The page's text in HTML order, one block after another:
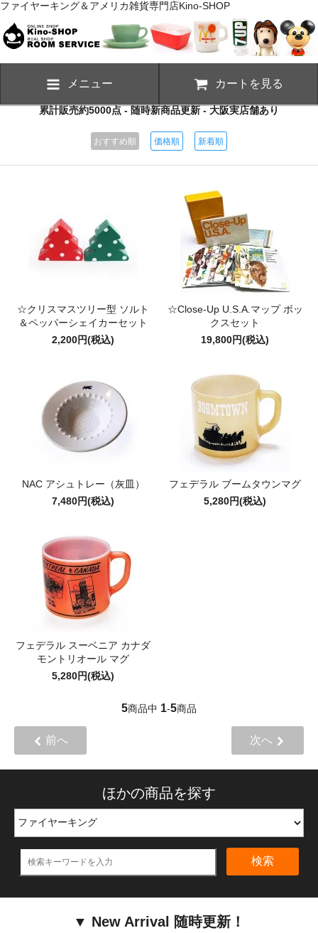
ファイヤーキング＆アメリカ雑貨専門店Kino-SHOP
メニュー カートを見る
累計販売約5000点 - 随時新商品更新 - 大阪実店舗あり
おすすめ順 価格順 新着順
☆クリスマスツリー型 ソルト
＆ペッパーシェイカーセット
2,200円(税込)
☆Close-Up U.S.A.マップ ボッ
クスセット
19,800円(税込)
NAC アシュトレー（灰皿）
7,480円(税込)
フェデラル ブームタウンマグ
5,280円(税込)
フェデラル スーベニア カナダ
モントリオール マグ
5,280円(税込)
5商品中 1-5商品
前へ 次へ
ほかの商品を探す
検索
▼ New Arrival 随時更新！